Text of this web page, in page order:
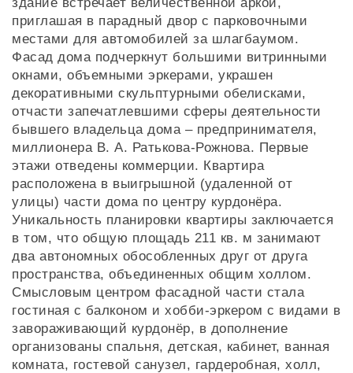
приглашая в парадный двор с парковочными
местами для автомобилей за шлагбаумом.
Фасад дома подчеркнут большими витринными
окнами, объемными эркерами, украшен
декоративными скульптурными обелисками,
отчасти запечатлевшими сферы деятельности
бывшего владельца дома – предпринимателя,
миллионера В. А. Ратькова-Рожнова. Первые
этажи отведены коммерции. Квартира
расположена в выигрышной (удаленной от
улицы) части дома по центру курдонёра.
Уникальность планировки квартиры заключается
в том, что общую площадь 211 кв. м занимают
два автономных обособленных друг от друга
пространства, объединенных общим холлом.
Смысловым центром фасадной части стала
гостиная с балконом и хобби-эркером с видами в
завораживающий курдонёр, в дополнение
организованы спальня, детская, кабинет, ванная
комната, гостевой санузел, гардеробная, холл,